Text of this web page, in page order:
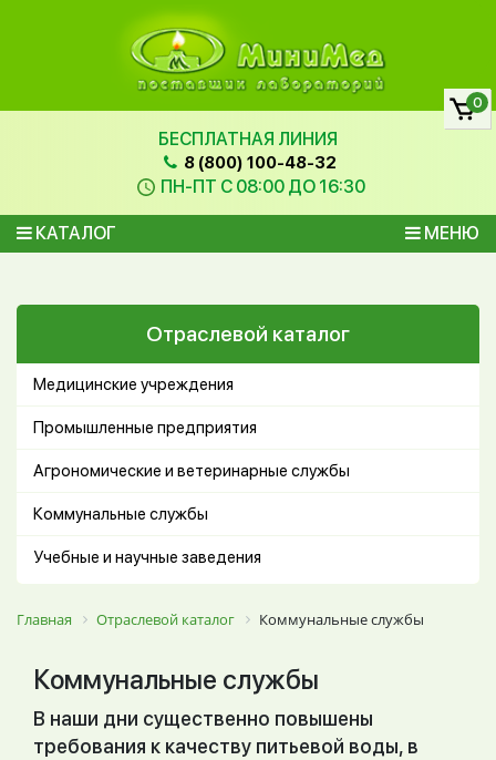
БЕСПЛАТНАЯ ЛИНИЯ
8 (800) 100-48-32
ПН-ПТ С 08:00 ДО 16:30
КАТАЛОГ МЕНЮ
0
Отраслевой каталог
Медицинские учреждения
Промышленные предприятия
Агрономические и ветеринарные службы
Коммунальные службы
Учебные и научные заведения
Главная Отраслевой каталог Коммунальные службы
Коммунальные службы
В наши дни существенно повышены
требования к качеству питьевой воды, в